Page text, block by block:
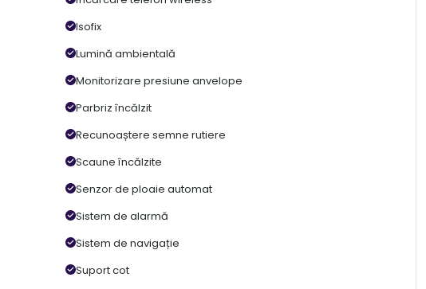
Isofix
Lumină ambientală
Monitorizare presiune anvelope
Parbriz încălzit
Recunoaștere semne rutiere
Scaune încălzite
Senzor de ploaie automat
Sistem de alarmă
Sistem de navigație
Suport cot